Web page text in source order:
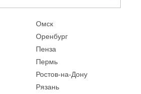
Омск
Оренбург
Пенза
Пермь
Ростов-на-Дону
Рязань